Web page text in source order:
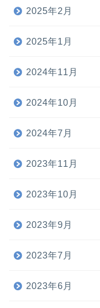
2025年2月
2025年1月
2024年11月
2024年10月
2024年7月
2023年11月
2023年10月
2023年9月
2023年7月
2023年6月